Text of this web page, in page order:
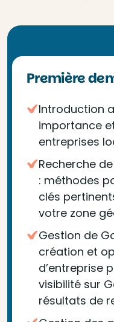
Première
Introduction
importance
entreprises
Recherche
: méthodes
clés
votre zone
Gestion de
création et
d’entreprise
visibilité sur
résultats de